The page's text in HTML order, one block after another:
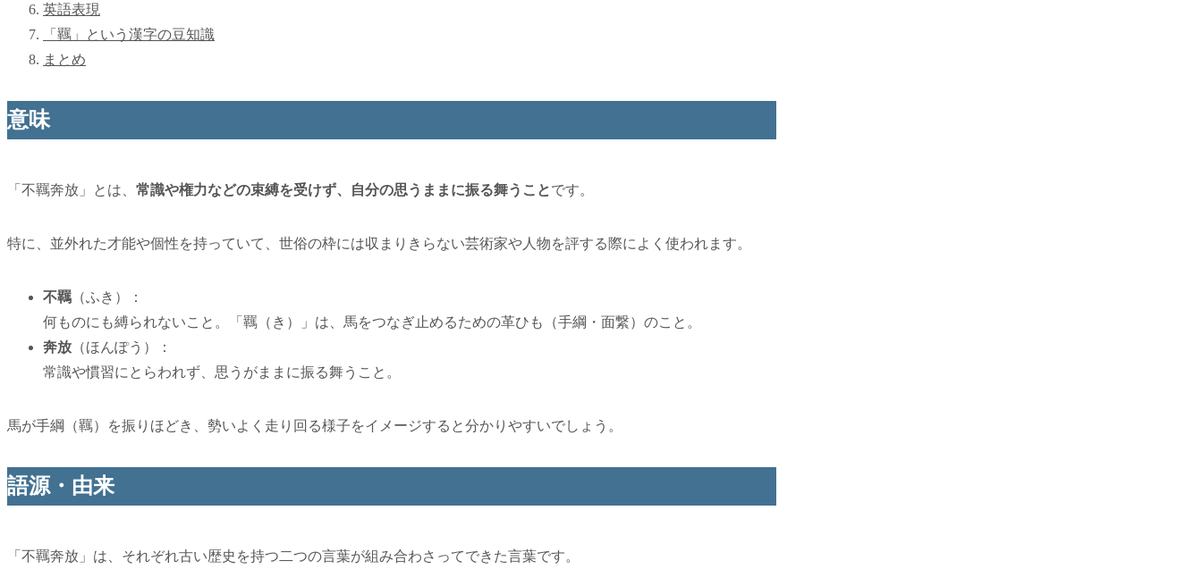
英語表現
「羈」という漢字の豆知識
まとめ
意味
「不羈奔放」とは、 常識や権力などの束縛を受けず、自分の思うままに振る舞うことです。
特に、並外れた才能や個性を持っていて、世俗の枠には収まりきらない芸術家や人物を評する際によく使われます。
不羈 （ふき）：
何ものにも縛られないこと。「羈（き）」は、馬をつなぎ止めるための革ひも（手綱・面繋）のこと。
奔放 （ほんぽう）：
常識や慣習にとらわれず、思うがままに振る舞うこと。
馬が手綱（羈）を振りほどき、勢いよく走り回る様子をイメージすると分かりやすいでしょう。
語源・由来
「不羈奔放」は、それぞれ古い歴史を持つ二つの言葉が組み合わさってできた言葉です。